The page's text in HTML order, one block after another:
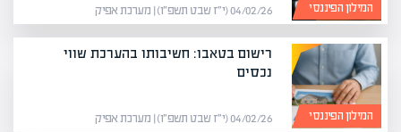
המילון הפיננסי 04/02/26 (י״ז שבט תשפ״ו) | מערכת אפיק
המילון הפיננסי
רישום בטאבו: חשיבותו בהערכת שווי
נכסים
04/02/26 (י״ז שבט תשפ״ו) | מערכת אפיק